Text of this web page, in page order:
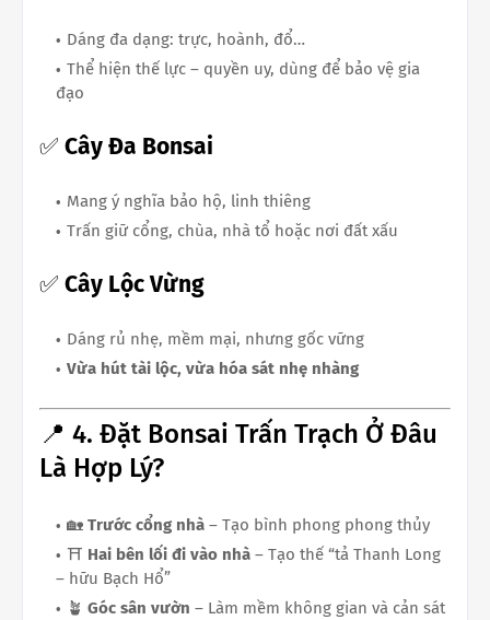
Dáng đa dạng: trực, hoành, đổ…
Thể hiện thế lực – quyền uy, dùng để bảo vệ gia
đạo
✅ Cây Đa Bonsai
Mang ý nghĩa bảo hộ, linh thiêng
Trấn giữ cổng, chùa, nhà tổ hoặc nơi đất xấu
✅ Cây Lộc Vừng
Dáng rủ nhẹ, mềm mại, nhưng gốc vững
Vừa hút tài lộc, vừa hóa sát nhẹ nhàng
📍 4. Đặt Bonsai Trấn Trạch Ở Đâu
Là Hợp Lý?
🏡 Trước cổng nhà – Tạo bình phong phong thủy
⛩ Hai bên lối đi vào nhà – Tạo thế “tả Thanh Long
– hữu Bạch Hổ”
🪴 Góc sân vườn – Làm mềm không gian và cản sát